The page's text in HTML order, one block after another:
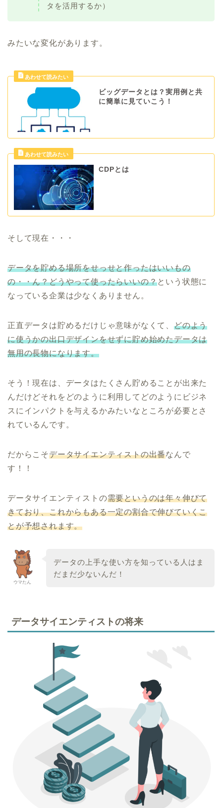
タを活用するか）
みたいな変化があります。
ビッグデータとは？実用例と共
に簡単に見ていこう！
CDPとは
そして現在・・・
データを貯める場所をせっせと作ったはいいもの
の・・ん？どうやって使ったらいいの？という状態に
なっている企業は少なくありません。
正直データは貯めるだけじゃ意味がなくて、 どのよう
に使うかの出口デザインをせずに貯め始めたデータは
無用の長物になります。
そう！現在は、データはたくさん貯めることが出来た
んだけどそれをどのように利用してどのようにビジネ
スにインパクトを与えるかみたいなところが必要とさ
れているんです。
だからこそデータサイエンティストの出番なんで
す！！
データサイエンティストの需要というのは年々伸びて
きており、これからもある一定の割合で伸びていくこ
とが予想されます。
ウマたん
データの上手な使い方を知っている人はま
だまだ少ないんだ！
データサイエンティストの将来